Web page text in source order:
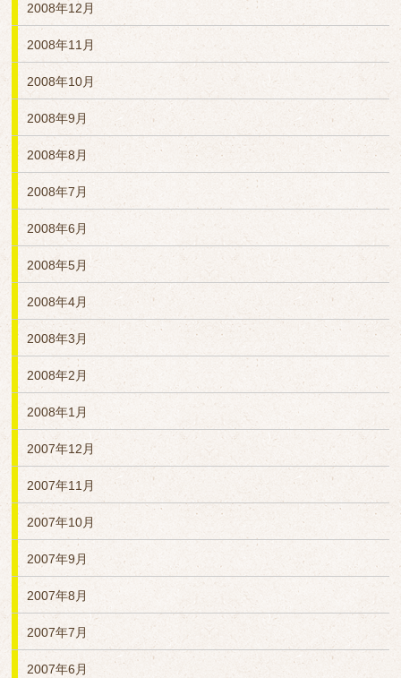
2008年12月
2008年11月
2008年10月
2008年9月
2008年8月
2008年7月
2008年6月
2008年5月
2008年4月
2008年3月
2008年2月
2008年1月
2007年12月
2007年11月
2007年10月
2007年9月
2007年8月
2007年7月
2007年6月